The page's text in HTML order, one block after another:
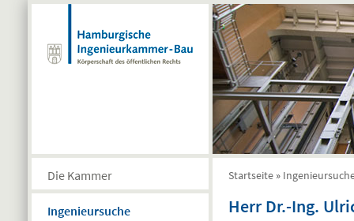
Direkt zum Inhalt
Die Kammer
Ingenieursuche
Startseite »
Herr Dr.-Ing.